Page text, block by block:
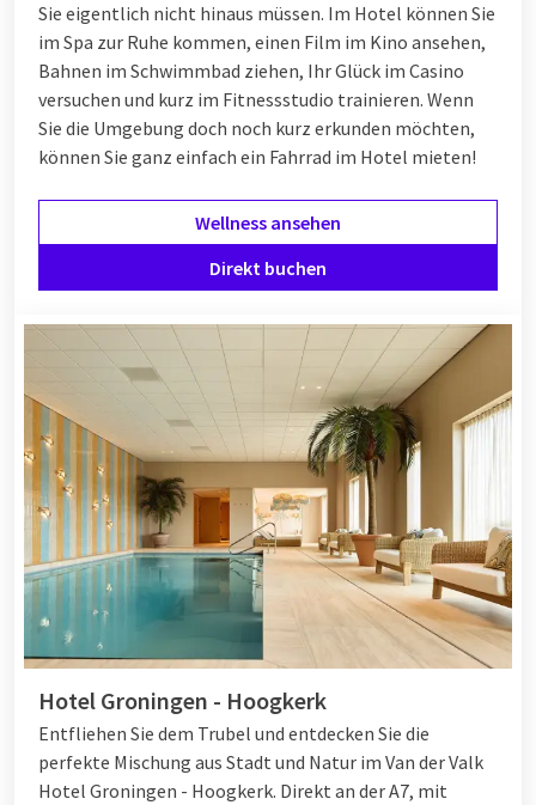
Sie eigentlich nicht hinaus müssen. Im Hotel können Sie
im Spa zur Ruhe kommen, einen Film im Kino ansehen,
Bahnen im Schwimmbad ziehen, Ihr Glück im Casino
versuchen und kurz im Fitnessstudio trainieren. Wenn
Sie die Umgebung doch noch kurz erkunden möchten,
können Sie ganz einfach ein Fahrrad im Hotel mieten!
Wellness ansehen
Direkt buchen
Hotel Groningen - Hoogkerk
Entfliehen Sie dem Trubel und entdecken Sie die
perfekte Mischung aus Stadt und Natur im Van der Valk
Hotel Groningen - Hoogkerk. Direkt an der A7, mit